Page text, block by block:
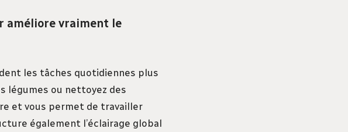
améliore vraiment le
les tâches quotidiennes plus
légumes ou nettoyez des
et vous permet de travailler
également l’éclairage global